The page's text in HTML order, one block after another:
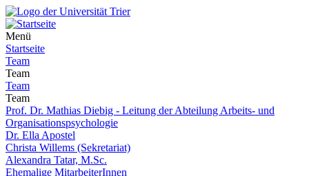
Menü
Startseite
Team
Team
Team
Team
Prof. Dr. Mathias Diebig - Leitung der Abteilung Arbeits- und
Organisationspsychologie
Dr. Ella Apostel
Christa Willems (Sekretariat)
Alexandra Tatar, M.Sc.
Ehemalige MitarbeiterInnen